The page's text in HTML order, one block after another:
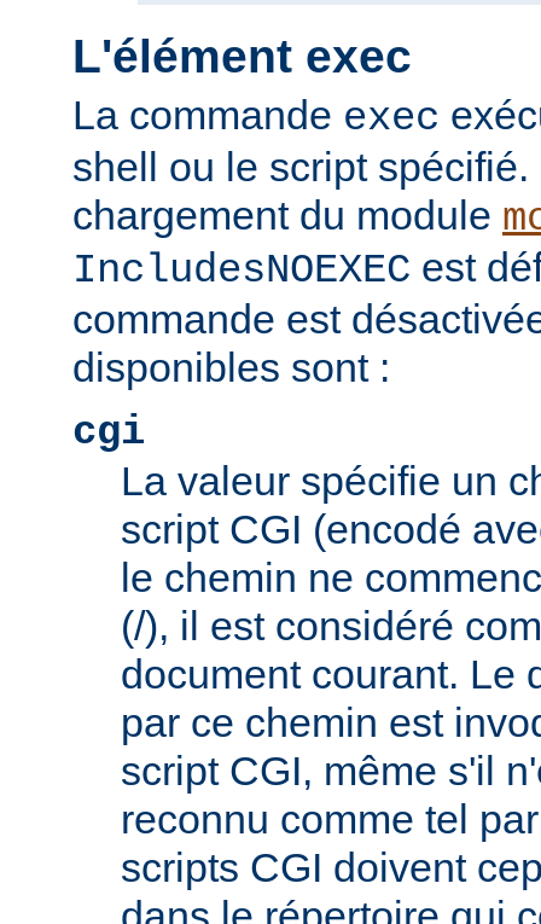
L'élément exec
La commande exec
shell ou le script
chargement du module
IncludesNOEXEC est
commande est
disponibles sont :
cgi
La valeur spécifie un
script CGI (encodé
le chemin ne
(/), il est considéré
document courant. Le
par ce chemin est
script CGI, même s'il
reconnu comme tel
scripts CGI doivent